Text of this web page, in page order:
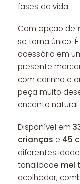
fases da vida.
Com opção de
se torna único.
acessório em
presente
com carinho e
peça muito
encanto
Disponível em
crianças e 45
diferentes
tonalidade mel
acolhedor,